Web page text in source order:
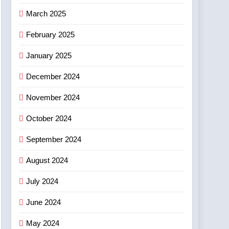
March 2025
February 2025
January 2025
December 2024
November 2024
October 2024
September 2024
August 2024
July 2024
June 2024
May 2024